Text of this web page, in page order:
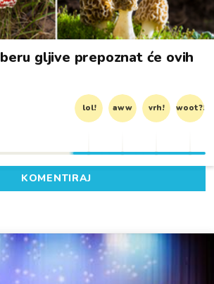
gljive prepoznat će ovih
lol! aww vrh! woot?!
KOMENTIRAJ